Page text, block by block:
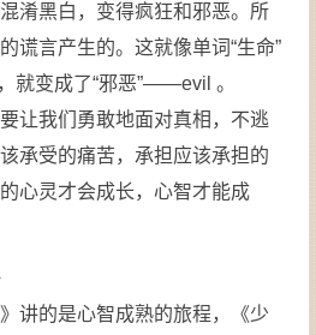
淆黑白，变得疯狂和邪恶。所
谎言产生的。这就像单词“生命”
变成了“邪恶”——evil 。
让我们勇敢地面对真相，不逃
承受的痛苦，承担应该承担的
心灵才会成长，心智才能成
讲的是心智成熟的旅程，《少